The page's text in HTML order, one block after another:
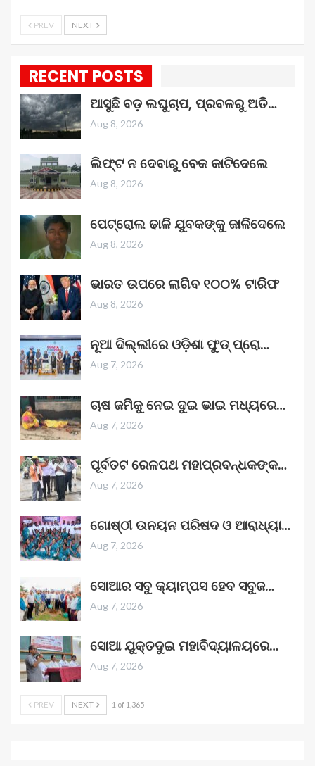
PREV NEXT
RECENT POSTS
ଆସୁଛି ବଡ଼ ଲଘୁଚାପ, ପ୍ରବଳରୁ ଅତି…
Aug 8, 2026
ଲିଫ୍ଟ ନ ଦେବାରୁ ବେକ କାଟିଦେଲେ
Aug 8, 2026
ପେଟ୍ରୋଲ ଢାଳି ଯୁବକଙ୍କୁ ଜାଳିଦେଲେ
Aug 8, 2026
ଭାରତ ଉପରେ ଲାଗିବ ୧୦୦% ଟାରିଫ
Aug 8, 2026
ନୂଆ ଦିଲ୍ଲୀରେ ଓଡ଼ିଶା ଫୁଡ୍ ପ୍ରୋ…
Aug 7, 2026
ଚାଷ ଜମିକୁ ନେଇ ଦୁଇ ଭାଇ ମଧ୍ୟରେ…
Aug 7, 2026
ପୂର୍ବତଟ ରେଳପଥ ମହାପ୍ରବନ୍ଧକଙ୍କ…
Aug 7, 2026
ଗୋଷ୍ଠୀ ଉନୟନ ପରିଷଦ ଓ ଆରାଧ୍ୟା…
Aug 7, 2026
ସୋଆର ସବୁ କ୍ୟାମ୍ପସ ହେବ ସବୁଜ…
Aug 7, 2026
ସୋଆ ଯୁକ୍ତଦୁଇ ମହାବିଦ୍ୟାଳୟରେ…
Aug 7, 2026
PREV NEXT 1 of 1,365